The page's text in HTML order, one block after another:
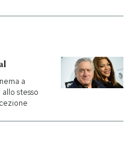
Libri
Media
Europa
Altrecose
a
stesso